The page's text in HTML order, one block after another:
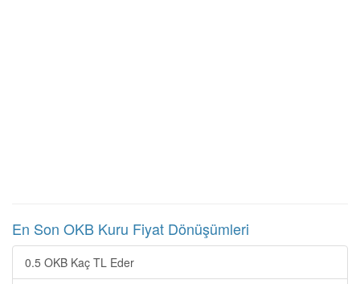
En Son OKB Kuru Fiyat Dönüşümleri
0.5 OKB Kaç TL Eder